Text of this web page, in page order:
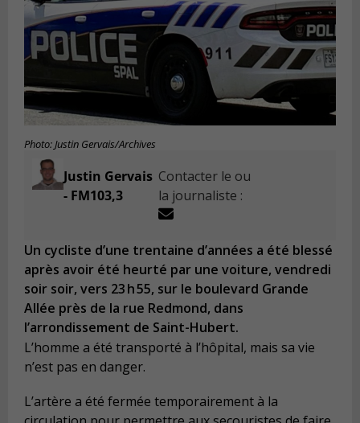
Photo: Justin Gervais/Archives
Justin Gervais
- FM103,3
Contacter le ou
la journaliste :
Un cycliste d’une trentaine d’années a été blessé
après avoir été heurté par une voiture, vendredi
soir soir, vers 23 h 55, sur le boulevard Grande
Allée près de la rue Redmond, dans
l’arrondissement de Saint-Hubert.
L’homme a été transporté à l’hôpital, mais sa vie
n’est pas en danger.
L’artère a été fermée temporairement à la